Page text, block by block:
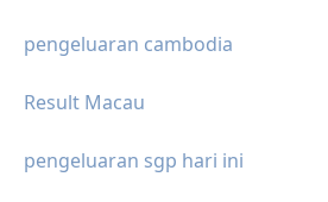
pengeluaran cambodia
Result Macau
pengeluaran sgp hari ini